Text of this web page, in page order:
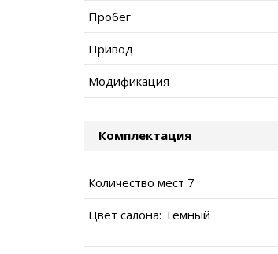
Пробег
Привод
Модификация
Комплектация
Количество мест 7
Цвет салона: Тёмный